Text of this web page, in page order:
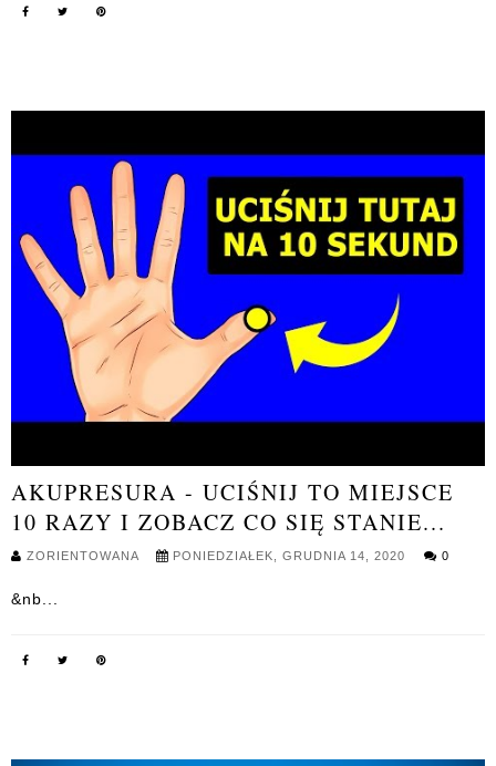
AKUPRESURA - UCIŚNIJ TO MIEJSCE
10 RAZY I ZOBACZ CO SIĘ STANIE...
ZORIENTOWANA PONIEDZIAŁEK, GRUDNIA 14, 2020 0
&nb...